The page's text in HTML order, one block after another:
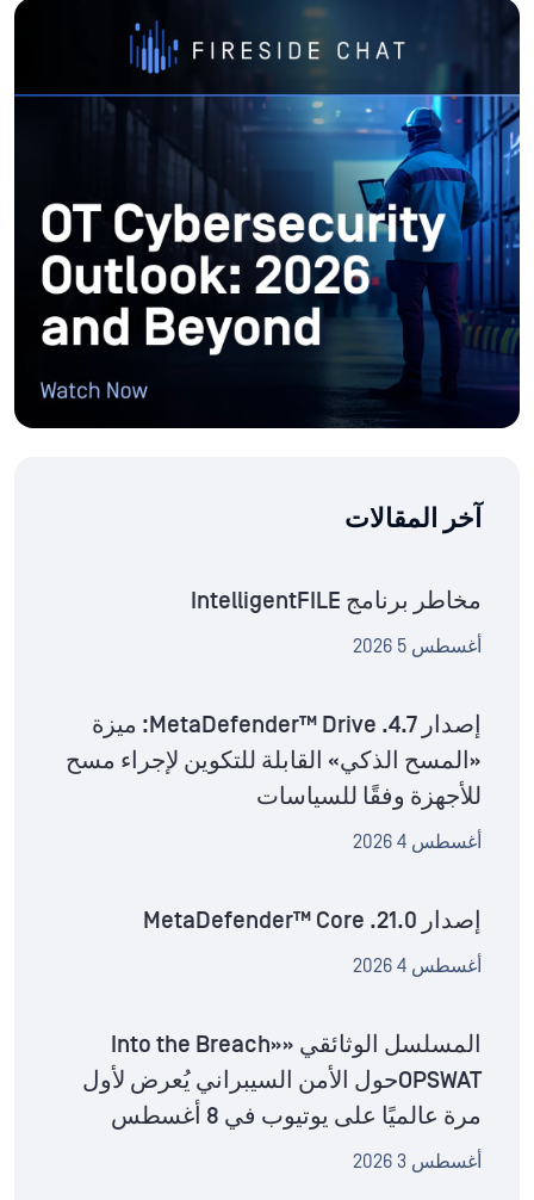
آخر المقالات
مخاطر برنامج IntelligentFILE
أغسطس 5 2026
إصدار MetaDefender™ Drive .4.7: ميزة
«المسح الذكي» القابلة للتكوين لإجراء مسح
للأجهزة وفقًا للسياسات
أغسطس 4 2026
إصدار MetaDefender™ Core .21.0
أغسطس 4 2026
المسلسل الوثائقي «Into the Breach»
OPSWATحول الأمن السيبراني يُعرض لأول
مرة عالميًا على يوتيوب في 8 أغسطس
أغسطس 3 2026